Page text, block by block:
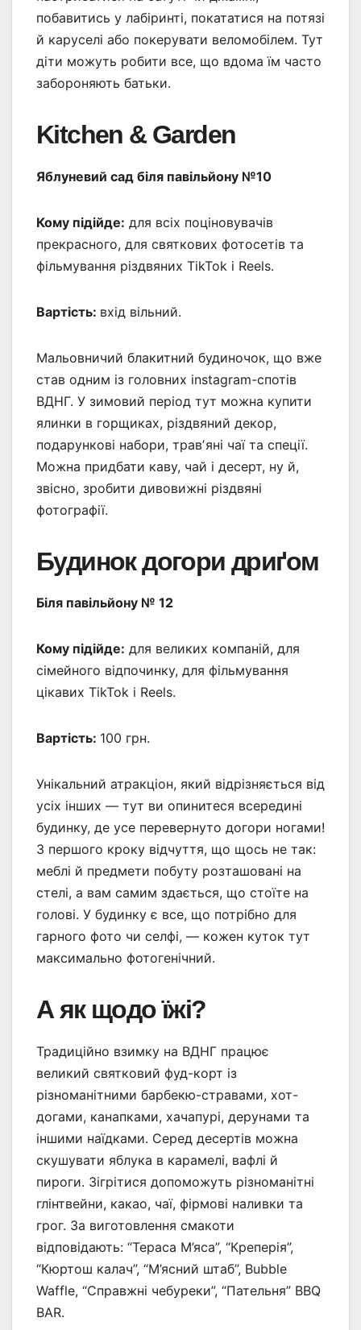
побавитись у лабіринті, покататися на потязі
й каруселі або покерувати веломобілем. Тут
діти можуть робити все, що вдома їм часто
забороняють батьки.
Kitchen & Garden
Яблуневий сад біля павільйону №10
Кому підійде: для всіх поціновувачів
прекрасного, для святкових фотосетів та
фільмування різдвяних TikTok і Reels.
Вартість: вхід вільний.
Мальовничий блакитний будиночок, що вже
став одним із головних instagram-спотів
ВДНГ. У зимовий період тут можна купити
ялинки в горщиках, різдвяний декор,
подарункові набори, травʼяні чаї та спеції.
Можна придбати каву, чай і десерт, ну й,
звісно, зробити дивовижні різдвяні
фотографії.
Будинок догори дриґом
Біля павільйону № 12
Кому підійде: для великих компаній, для
сімейного відпочинку, для фільмування
цікавих TikTok і Reels.
Вартість: 100 грн.
Унікальний атракціон, який відрізняється від
усіх інших — тут ви опинитеся всередині
будинку, де усе перевернуто догори ногами!
З першого кроку відчуття, що щось не так:
меблі й предмети побуту розташовані на
стелі, а вам самим здається, що стоїте на
голові. У будинку є все, що потрібно для
гарного фото чи селфі, — кожен куток тут
максимально фотогенічний.
А як щодо їжі?
Традиційно взимку на ВДНГ працює
великий святковий фуд-корт із
різноманітними барбекю-стравами, хот-
догами, канапками, хачапурі, дерунами та
іншими наїдками. Серед десертів можна
скушувати яблука в карамелі, вафлі й
пироги. Зігрітися допоможуть різноманітні
глінтвейни, какао, чаї, фірмові наливки та
грог. За виготовлення смакоти
відповідають: “Тераса М’яса”, “Креперія”,
“Кюртош калач”, “М’ясний штаб”, Bubble
Waffle, “Справжні чебуреки”, “Пательня” BBQ
BAR.